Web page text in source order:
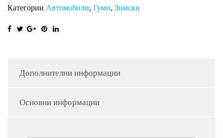
Категории Автомобили, Гуми, Зимски
Дополнителни информации
Основни информации